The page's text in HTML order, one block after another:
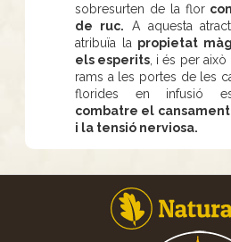
sobresurten de la flor
de ruc. A aquesta
atribuïa la propietat
els esperits , i és per
rams a les portes de les
florides en infusió
combatre el
i la tensió nerviosa.